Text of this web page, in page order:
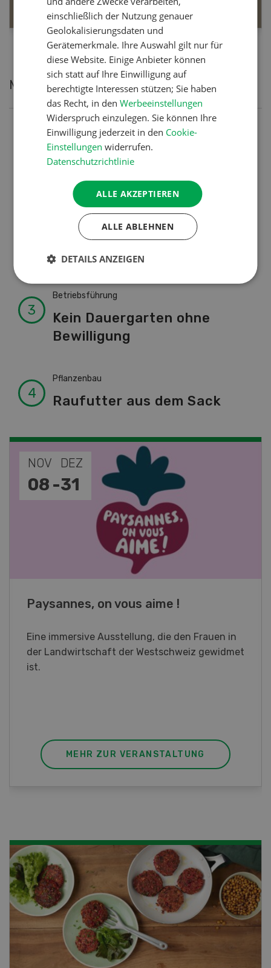
Meistgelesene Artikel
Nutztiere
Schweizer Kuhnamen: Liste
von A-Z
Pflanzenbau
Erst das Ziel, dann die
Zwischenfrucht
Betriebsführung
Kein Dauergarten ohne
Bewilligung
Pflanzenbau
Raufutter aus dem Sack
NOV
19 -
JAN
28
Fachkurs Aquakultur
Sind Sie in der Fischzucht tätig oder
interessieren Sie sich für das Thema? In
diesem Fall ist unser FBA-Weiterbildungskurs
MEHR ZUR VERANSTALTUNG
einschließlich der Nutzung genauer
Geolokalisierungsdaten und
Gerätemerkmale. Ihre Auswahl gilt nur für
diese Website. Einige Anbieter können
sich statt auf Ihre Einwilligung auf
berechtigte Interessen stützen; Sie haben
das Recht, in denWerbeeinstellungen
Widerspruch einzulegen. Sie können Ihre
Einwilligung jederzeit in den Cookie-
Einstellungen widerrufen.
Datenschutzrichtlinie
ALLE AKZEPTIEREN
ALLE ABLEHNEN
DETAILS ANZEIGEN